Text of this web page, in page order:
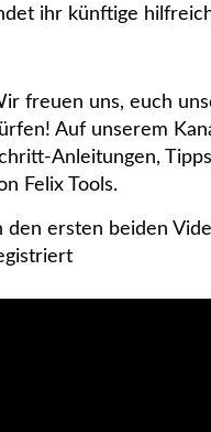
ihr künftige
freuen uns, euch
Auf unserem
Anleitungen,
Felix Tools.
den ersten beiden